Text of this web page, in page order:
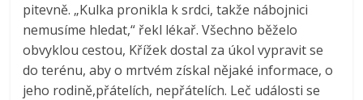
pitevně. „Kulka pronikla k srdci, takže nábojnici
nemusíme hledat,“ řekl lékař. Všechno běželo
obvyklou cestou, Křížek dostal za úkol vypravit se
do terénu, aby o mrtvém získal nějaké informace, o
jeho rodině,přátelích, nepřátelích. Leč události se